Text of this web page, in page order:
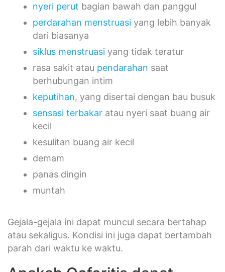
nyeri perut bagian bawah dan panggul
perdarahan menstruasi yang lebih banyak
dari biasanya
siklus menstruasi yang tidak teratur
rasa sakit atau pendarahan saat
berhubungan intim
keputihan, yang disertai dengan bau busuk
sensasi terbakar atau nyeri saat buang air
kecil
kesulitan buang air kecil
demam
panas dingin
muntah
Gejala-gejala ini dapat muncul secara bertahap
atau sekaligus. Kondisi ini juga dapat bertambah
parah dari waktu ke waktu.